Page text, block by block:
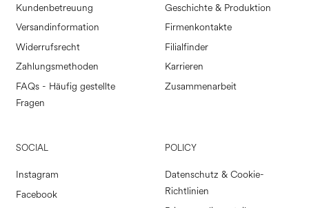
Kundenbetreuung
Versandinformation
Widerrufsrecht
Zahlungsmethoden
FAQs - Häufig gestellte
Fragen
Geschichte & Produktion
Firmenkontakte
Filialfinder
Karrieren
Zusammenarbeit
SOCIAL
Instagram
Facebook
POLICY
Datenschutz & Cookie-
Richtlinien